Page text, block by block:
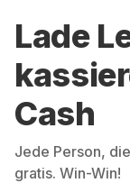
Lade
Cash
Jede Person,
gratis. Win-Win!